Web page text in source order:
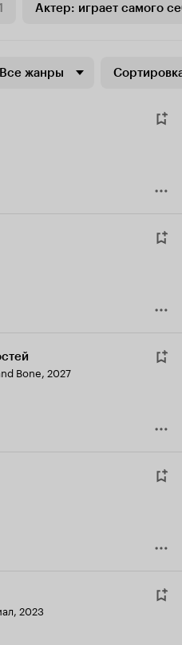
Актер: играет самого
Все жанры
Bone, 2027
2023